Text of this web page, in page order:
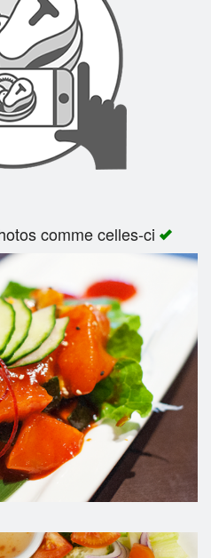
comme celles-ci